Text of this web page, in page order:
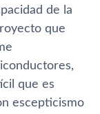
de la
que
que es
escepticismo